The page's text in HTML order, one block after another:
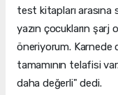
test kitapları arasına
yazın çocukların şarj
öneriyorum. Karnede
tamamının telafisi
daha değerli" dedi.